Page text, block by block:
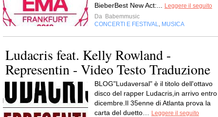
BieberBest New Act:...
Leggere il seguito
Da Babemmusic
CONCERTI E FESTIVAL MUSICA
Ludacris feat. Kelly Rowland -
Representin - Video Testo Traduzione
BLOG"Ludaversal" è il titolo dell'ottavo
disco del rapper Ludacris,in arrivo entro
dicembre.Il 35enne di Atlanta prova la
carta del duetto…
Leggere il seguito